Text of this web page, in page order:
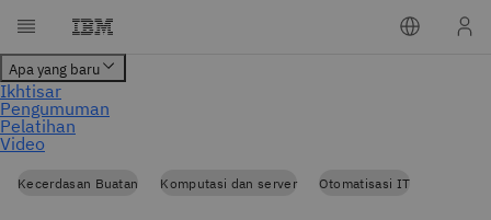
Kecerdasan Buatan Komputasi dan server Otomatisasi IT